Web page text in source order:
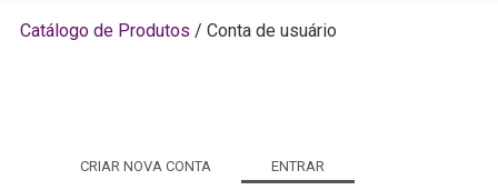
Catálogo de Produtos / Conta de usuário
Abas primárias
CRIAR NOVA CONTA ENTRAR